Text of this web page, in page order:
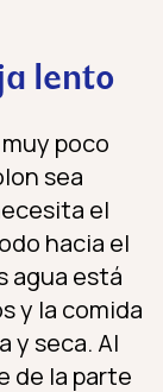
lento
poco
sea
el
hacia el
agua está
y la comida
y seca. Al
de la parte